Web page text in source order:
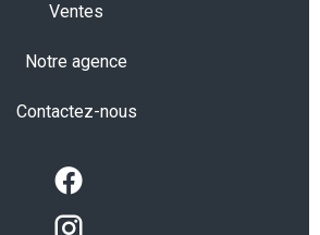
Ventes
Notre agence
Contactez-nous